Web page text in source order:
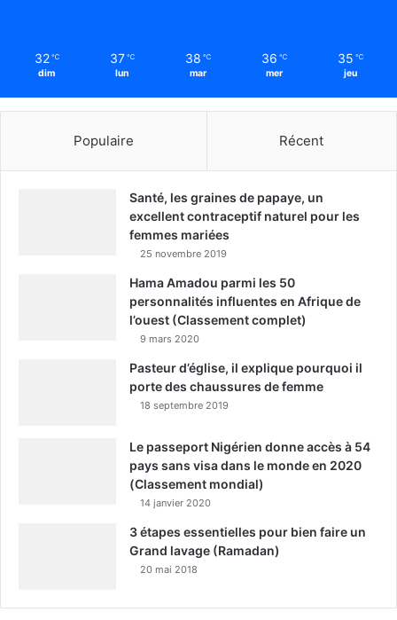
32 ℃
dim
37 ℃
lun
38 ℃
mar
36 ℃
mer
35 ℃
jeu
Populaire Récent
Santé, les graines de papaye, un
excellent contraceptif naturel pour les
femmes mariées
25 novembre 2019
Hama Amadou parmi les 50
personnalités influentes en Afrique de
l’ouest (Classement complet)
9 mars 2020
Pasteur d’église, il explique pourquoi il
porte des chaussures de femme
18 septembre 2019
Le passeport Nigérien donne accès à 54
pays sans visa dans le monde en 2020
(Classement mondial)
14 janvier 2020
3 étapes essentielles pour bien faire un
Grand lavage (Ramadan)
20 mai 2018